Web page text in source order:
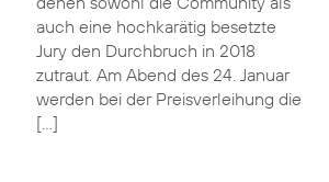
auch eine hochkarätig besetzte
Jury den Durchbruch in 2018
zutraut. Am Abend des 24. Januar
werden bei der Preisverleihung die
[…]